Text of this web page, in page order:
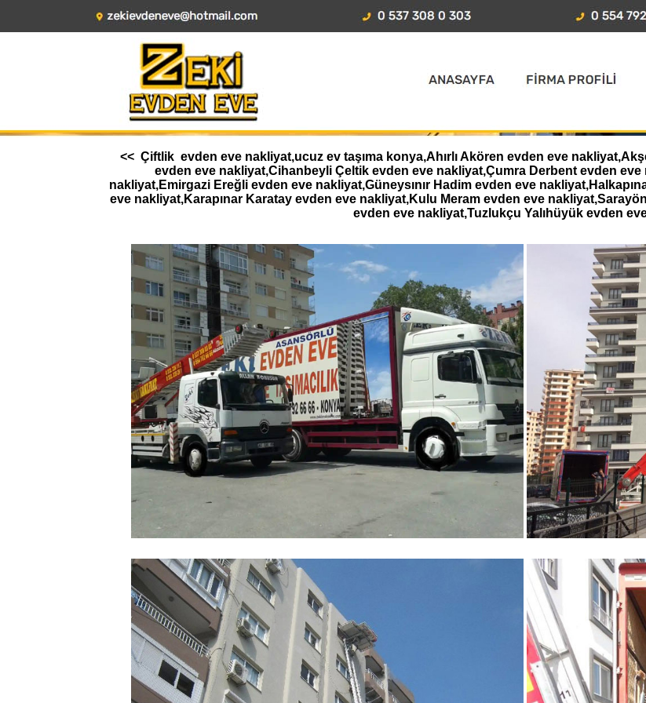
<< Çiftlik evden eve nakliyat,ucuz ev taşıma konya,Ahırlı Akören evden eve
evden eve nakliyat,Cihanbeyli Çeltik evden eve nakliyat,Çumra Derbent evden
nakliyat,Emirgazi Ereğli evden eve nakliyat,Güneysınır Hadim evden eve
eve nakliyat,Karapınar Karatay evden eve nakliyat,Kulu Meram evden eve
evden eve nakliyat,Tuzlukçu Yalıhüyük evden